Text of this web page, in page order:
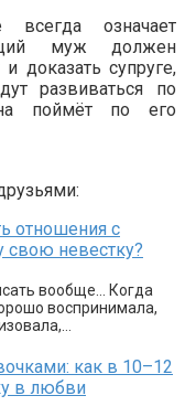
означает
муж должен
доказать супруге,
развиваться по
поймёт по его
отношения с
свою невестку?
вообще… Когда
воспринимала,
как в 10–12
в любви